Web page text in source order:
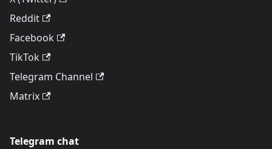
Reddit
Facebook
TikTok
Telegram Channel
Matrix
Telegram chat